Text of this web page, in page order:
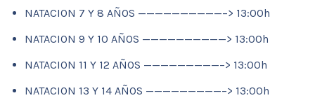
NATACION 7 Y 8 AÑOS ——————————–> 13:00h
NATACION 9 Y 10 AÑOS ——————————> 13:00h
NATACION 11 Y 12 AÑOS —————————–> 13:00h
NATACION 13 Y 14 AÑOS —————————–> 13:00h